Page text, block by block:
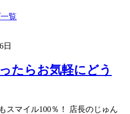
覧
日
たらお気軽にどう
スマイル100％！ 店長のじゅん